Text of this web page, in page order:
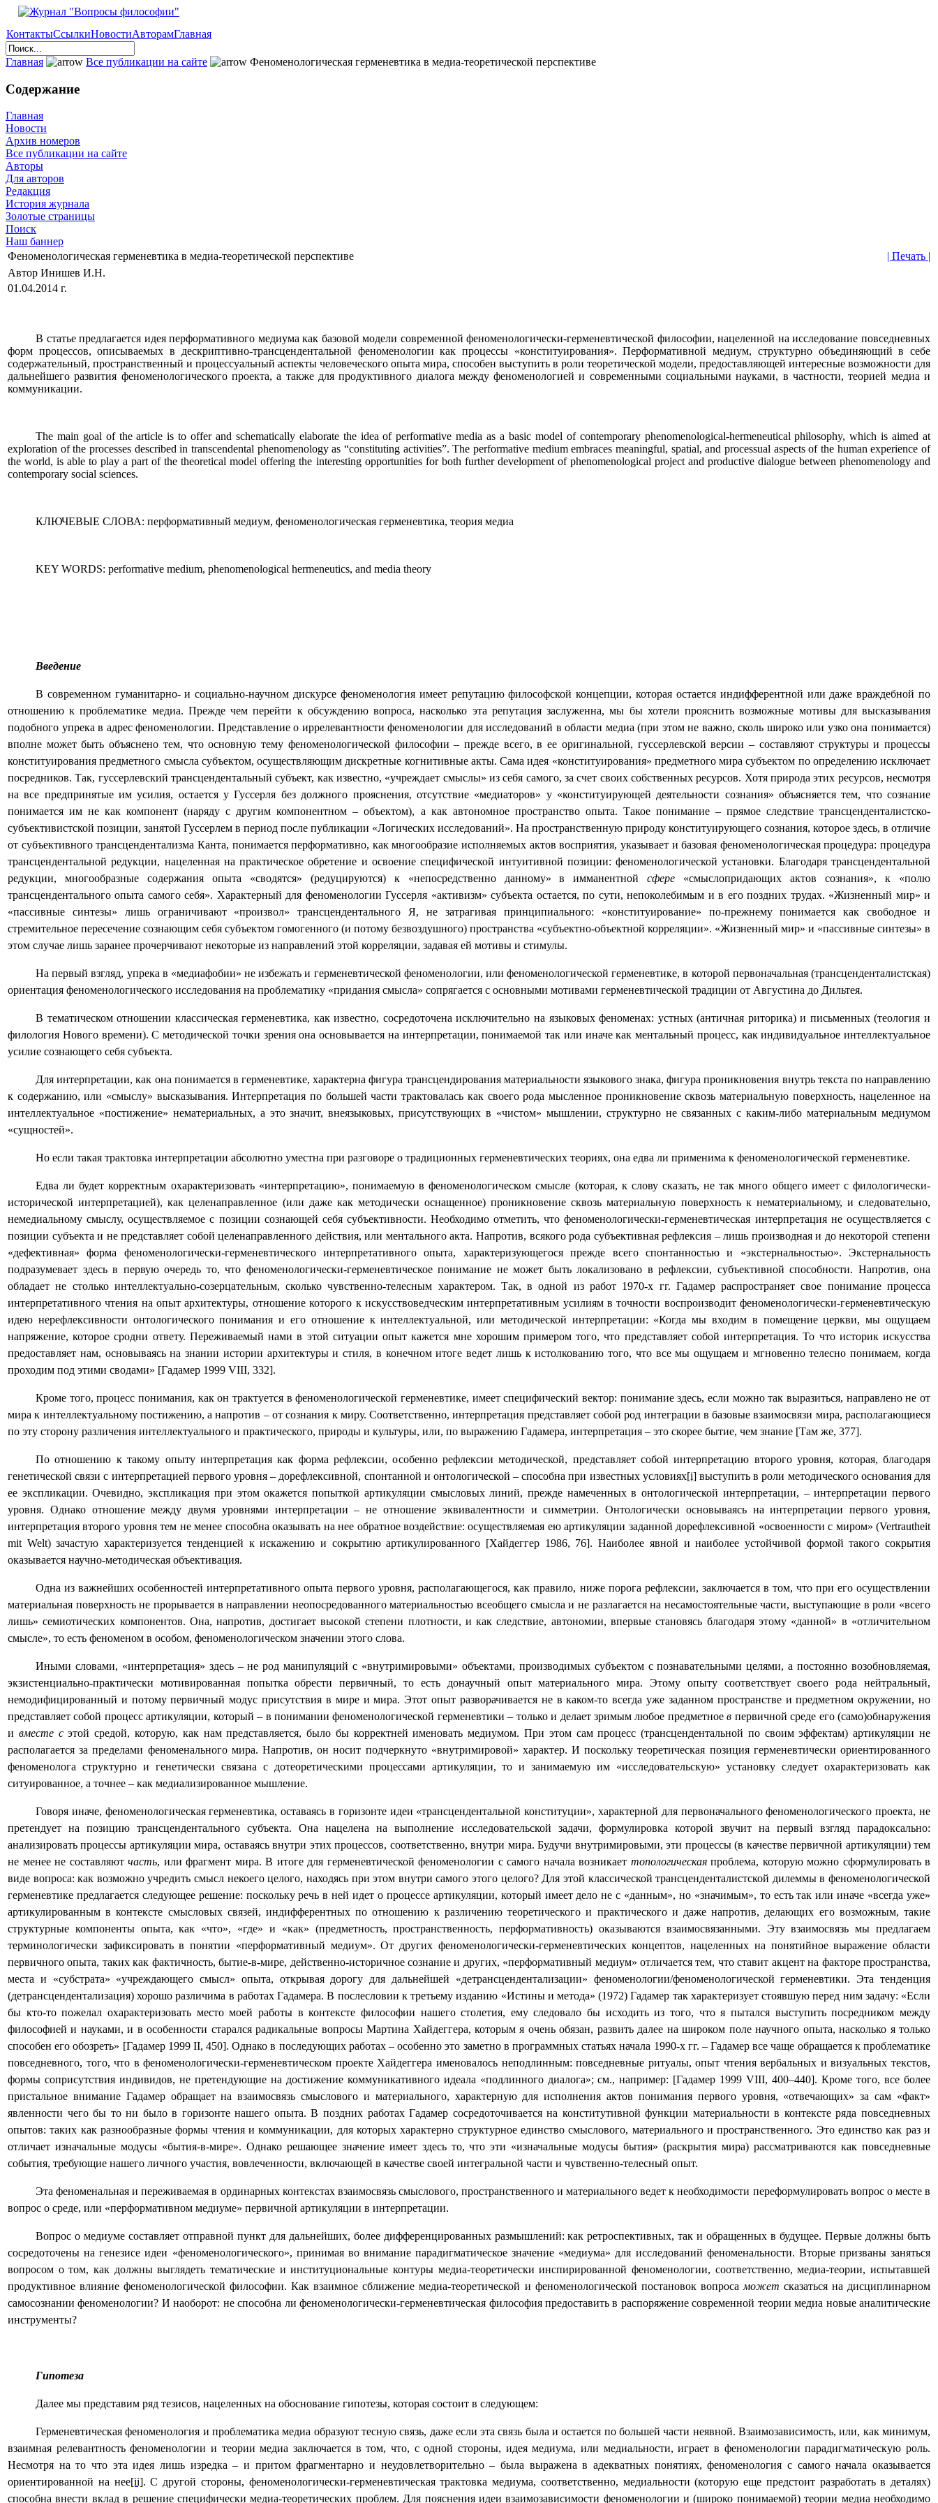
КонтактыСсылкиНовостиАвторамГлавная
Главная Все публикации на сайте Феноменологическая герменевтика в медиа-теоретической перспективе
Содержание
Главная
Новости
Архив номеров
Все публикации на сайте
Авторы
Для авторов
Редакция
История журнала
Золотые страницы
Поиск
Наш баннер
Феноменологическая герменевтика в медиа-теоретической перспективе
| Печать |
Автор Инишев И.Н.
01.04.2014 г.
В статье предлагается идея перформативного медиума как базовой модели современной феноменологически-герменевтической философии, нацеленной на исследование повседневных
форм процессов, описываемых в дескриптивно-трансцендентальной феноменологии как процессы «конституирования». Перформативной медиум, структурно объединяющий в себе
содержательный, пространственный и процессуальный аспекты человеческого опыта мира, способен выступить в роли теоретической модели, предоставляющей интересные возможности для
дальнейшего развития феноменологического проекта, а также для продуктивного диалога между феноменологией и современными социальными науками, в частности, теорией медиа и
коммуникации.
The main goal of the article is to offer and schematically elaborate the idea of performative media as a basic model of contemporary phenomenological-hermeneutical philosophy, which is aimed at
exploration of the processes described in transcendental phenomenology as “constituting activities”. The performative medium embraces meaningful, spatial, and processual aspects of the human experience of
the world, is able to play a part of the theoretical model offering the interesting opportunities for both further development of phenomenological project and productive dialogue between phenomenology and
contemporary social sciences.
КЛЮЧЕВЫЕ СЛОВА: перформативный медиум, феноменологическая герменевтика, теория медиа
KEY WORDS: performative medium, phenomenological hermeneutics, and media theory
Введение
В современном гуманитарно- и социально-научном дискурсе феноменология имеет репутацию философской концепции, которая остается индифферентной или даже враждебной по
отношению к проблематике медиа. Прежде чем перейти к обсуждению вопроса, насколько эта репутация заслуженна, мы бы хотели прояснить возможные мотивы для высказывания
подобного упрека в адрес феноменологии. Представление о иррелевантности феноменологии для исследований в области медиа (при этом не важно, сколь широко или узко она понимается)
вполне может быть объяснено тем, что основную тему феноменологической философии – прежде всего, в ее оригинальной, гуссерлевской версии – составляют структуры и процессы
конституирования предметного смысла субъектом, осуществляющим дискретные когнитивные акты. Сама идея «конституирования» предметного мира субъектом по определению исключает
посредников. Так, гуссерлевский трансцендентальный субъект, как известно, «учреждает смыслы» из себя самого, за счет своих собственных ресурсов. Хотя природа этих ресурсов, несмотря
на все предпринятые им усилия, остается у Гуссерля без должного прояснения, отсутствие «медиаторов» у «конституирующей деятельности сознания» объясняется тем, что сознание
понимается им не как компонент (наряду с другим компонентном – объектом), а как автономное пространство опыта. Такое понимание – прямое следствие трансценденталистско-
субъективистской позиции, занятой Гуссерлем в период после публикации «Логических исследований». На пространственную природу конституирующего сознания, которое здесь, в отличие
от субъективного трансцендентализма Канта, понимается перформативно, как многообразие исполняемых актов восприятия, указывает и базовая феноменологическая процедура: процедура
трансцендентальной редукции, нацеленная на практическое обретение и освоение специфической интуитивной позиции: феноменологической установки. Благодаря трансцендентальной
редукции, многообразные содержания опыта «сводятся» (редуцируются) к «непосредственно данному» в имманентнойсфере «смыслопридающих актов сознания», к «полю
трансцендентального опыта самого себя». Характерный для феноменологии Гуссерля «активизм» субъекта остается, по сути, непоколебимым и в его поздних трудах. «Жизненный мир» и
«пассивные синтезы» лишь ограничивают «произвол» трансцендентального Я, не затрагивая принципиального: «конституирование» по-прежнему понимается как свободное и
стремительное пересечение сознающим себя субъектом гомогенного (и потому безвоздушного) пространства «субъектно-объектной корреляции». «Жизненный мир» и «пассивные синтезы» в
этом случае лишь заранее прочерчивают некоторые из направлений этой корреляции, задавая ей мотивы и стимулы.
На первый взгляд, упрека в «медиафобии» не избежать и герменевтической феноменологии, или феноменологической герменевтике, в которой первоначальная (трансценденталистская)
ориентация феноменологического исследования на проблематику «придания смысла» сопрягается с основными мотивами герменевтической традиции от Августина до Дильтея.
В тематическом отношении классическая герменевтика, как известно, сосредоточена исключительно на языковых феноменах: устных (античная риторика) и письменных (теология и
филология Нового времени). C методической точки зрения она основывается на интерпретации, понимаемой так или иначе как ментальный процесс, как индивидуальное интеллектуальное
усилие сознающего себя субъекта.
Для интерпретации, как она понимается в герменевтике, характерна фигура трансцендирования материальности языкового знака, фигура проникновения внутрь текста по направлению
к содержанию, или «смыслу» высказывания. Интерпретация по большей части трактовалась как своего рода мысленное проникновение сквозь материальную поверхность, нацеленное на
интеллектуальное «постижение» нематериальных, а это значит, внеязыковых, присутствующих в «чистом» мышлении, структурно не связанных с каким-либо материальным медиумом
«сущностей».
Но если такая трактовка интерпретации абсолютно уместна при разговоре о традиционных герменевтических теориях, она едва ли применима к феноменологической герменевтике.
Едва ли будет корректным охарактеризовать «интерпретацию», понимаемую в феноменологическом смысле (которая, к слову сказать, не так много общего имеет с филологически-
исторической интерпретацией), как целенаправленное (или даже как методически оснащенное) проникновение сквозь материальную поверхность к нематериальному, и следовательно,
немедиальному смыслу, осуществляемое с позиции сознающей себя субъективности. Необходимо отметить, что феноменологически-герменевтическая интерпретация не осуществляется с
позиции субъекта и не представляет собой целенаправленного действия, или ментального акта. Напротив, всякого рода субъективная рефлексия – лишь производная и до некоторой степени
«дефективная» форма феноменологически-герменевтического интерпретативного опыта, характеризующегося прежде всего спонтанностью и «экстернальностью». Экстернальность
подразумевает здесь в первую очередь то, что феноменологически-герменевтическое понимание не может быть локализовано в рефлексии, субъективной способности. Напротив, она
обладает не столько интеллектуально-созерцательным, сколько чувственно-телесным характером. Так, в одной из работ 1970-х гг. Гадамер распространяет свое понимание процесса
интерпретативного чтения на опыт архитектуры, отношение которого к искусствоведческим интерпретативным усилиям в точности воспроизводит феноменологически-герменевтическую
идею нерефлексивности онтологического понимания и его отношение к интеллектуальной, или методической интерпретации: «Когда мы входим в помещение церкви, мы ощущаем
напряжение, которое сродни ответу. Переживаемый нами в этой ситуации опыт кажется мне хорошим примером того, что представляет собой интерпретация. То что историк искусства
предоставляет нам, основываясь на знании истории архитектуры и стиля, в конечном итоге ведет лишь к истолкованию того, что все мы ощущаем и мгновенно телесно понимаем, когда
проходим под этими сводами» [Гадамер 1999 VIII, 332].
Кроме того, процесс понимания, как он трактуется в феноменологической герменевтике, имеет специфический вектор: понимание здесь, если можно так выразиться, направлено не от
мира к интеллектуальному постижению, а напротив – от сознания к миру. Соответственно, интерпретация представляет собой род интеграции в базовые взаимосвязи мира, располагающиеся
по эту сторону различения интеллектуального и практического, природы и культуры, или, по выражению Гадамера, интерпретация – это скорее бытие, чем знание [Там же, 377].
По отношению к такому опыту интерпретация как форма рефлексии, особенно рефлексии методической, представляет собой интерпретацию второго уровня, которая, благодаря
генетической связи с интерпретацией первого уровня – дорефлексивной, спонтанной и онтологической – способна при известных условиях[i]выступить в роли методического основания для
ее экспликации. Очевидно, экспликация при этом окажется попыткой артикуляции смысловых линий, прежде намеченных в онтологической интерпретации, – интерпретации первого
уровня. Однако отношение между двумя уровнями интерпретации – не отношение эквивалентности и симметрии. Онтологически основываясь на интерпретации первого уровня,
интерпретация второго уровня тем не менее способна оказывать на нее обратное воздействие: осуществляемая ею артикуляции заданной дорефлексивной «освоенности с миром» (Vertrautheit
mit Welt) зачастую характеризуется тенденцией к искажению и сокрытию артикулированного [Хайдеггер 1986, 76]. Наиболее явной и наиболее устойчивой формой такого сокрытия
оказывается научно-методическая объективация.
Одна из важнейших особенностей интерпретативного опыта первого уровня, располагающегося, как правило, ниже порога рефлексии, заключается в том, что при его осуществлении
материальная поверхность не прорывается в направлении неопосредованного материальностью всеобщего смысла и не разлагается на несамостоятельные части, выступающие в роли «всего
лишь» семиотических компонентов. Она, напротив, достигает высокой степени плотности, и как следствие, автономии, впервые становясь благодаря этому «данной» в «отличительном
смысле», то есть феноменом в особом, феноменологическом значении этого слова.
Иными словами, «интерпретация» здесь – не род манипуляций с «внутримировыми» объектами, производимых субъектом с познавательными целями, а постоянно возобновляемая,
экзистенциально-практически мотивированная попытка обрести первичный, то есть донаучный опыт материального мира. Этому опыту соответствует своего рода нейтральный,
немодифицированный и потому первичный модус присутствия в мире и мира. Этот опыт разворачивается не в каком-то всегда уже заданном пространстве и предметном окружении, но
представляет собой процесс артикуляции, который – в понимании феноменологической герменевтики – только и делает зримым любое предметноев первичной среде его (само)обнаружения
и вместе сэтой средой, которую, как нам представляется, было бы корректней именовать медиумом. При этом сам процесс (трансцендентальной по своим эффектам) артикуляции не
располагается за пределами феноменального мира. Напротив, он носит подчеркнуто «внутримировой» характер. И поскольку теоретическая позиция герменевтически ориентированного
феноменолога структурно и генетически связана с дотеоретическими процессами артикуляции, то и занимаемую им «исследовательскую» установку следует охарактеризовать как
ситуированное, а точнее – как медиализированное мышление.
Говоря иначе, феноменологическая герменевтика, оставаясь в горизонте идеи «трансцендентальной конституции», характерной для первоначального феноменологического проекта, не
претендует на позицию трансцендентального субъекта. Она нацелена на выполнение исследовательской задачи, формулировка которой звучит на первый взгляд парадоксально:
анализировать процессы артикуляции мира, оставаясь внутри этих процессов, соответственно, внутри мира. Будучи внутримировыми, эти процессы (в качестве первичной артикуляции) тем
не менее не составляют часть, или фрагмент мира. В итоге для герменевтической феноменологии с самого начала возникает топологическаяпроблема, которую можно сформулировать в
виде вопроса: как возможно учредить смысл некоего целого, находясь при этом внутри самого этого целого? Для этой классической трансценденталистской дилеммы в феноменологической
герменевтике предлагается следующее решение: поскольку речь в ней идет о процессе артикуляции, который имеет дело не с «данным», но «значимым», то есть так или иначе «всегда уже»
артикулированным в контексте смысловых связей, индифферентных по отношению к различению теоретического и практического и даже напротив, делающих его возможным, такие
структурные компоненты опыта, как «что», «где» и «как» (предметность, пространственность, перформативность) оказываются взаимосвязанными. Эту взаимосвязь мы предлагаем
терминологически зафиксировать в понятии «перформативный медиум». От других феноменологически-герменевтических концептов, нацеленных на понятийное выражение области
первичного опыта, таких как фактичность, бытие-в-мире, действенно-историчное сознание и других, «перформативный медиум» отличается тем, что ставит акцент на факторе пространства,
места и «субстрата» «учреждающего смысл» опыта, открывая дорогу для дальнейшей «детрансцендентализации» феноменологии/феноменологической герменевтики. Эта тенденция
(детрансцендентализация) хорошо различима в работах Гадамера. В послесловии к третьему изданию «Истины и метода» (1972) Гадамер так характеризует стоявшую перед ним задачу: «Если
бы кто-то пожелал охарактеризовать место моей работы в контексте философии нашего столетия, ему следовало бы исходить из того, что я пытался выступить посредником между
философией и науками, и в особенности старался радикальные вопросы Мартина Хайдеггера, которым я очень обязан, развить далее на широком поле научного опыта, насколько я только
способен его обозреть» [Гадамер 1999 II, 450]. Однако в последующих работах – особенно это заметно в программных статьях начала 1990-х гг. – Гадамер все чаще обращается к проблематике
повседневного, того, что в феноменологически-герменевтическом проекте Хайдеггера именовалось неподлинным: повседневные ритуалы, опыт чтения вербальных и визуальных текстов,
формы соприсутствия индивидов, не претендующие на достижение коммуникативного идеала «подлинного диалога»; см., например: [Гадамер 1999VIII, 400–440]. Кроме того, все более
пристальное внимание Гадамер обращает на взаимосвязь смыслового и материального, характерную для исполнения актов понимания первого уровня, «отвечающих» за сам «факт»
явленности чего бы то ни было в горизонте нашего опыта. В поздних работах Гадамер сосредоточивается на конститутивной функции материальности в контексте ряда повседневных
опытов: таких как разнообразные формы чтения и коммуникации, для которых характерно структурное единство смыслового, материального и пространственного. Это единство как раз и
отличает изначальные модусы «бытия-в-мире». Однако решающее значение имеет здесь то, что эти «изначальные модусы бытия» (раскрытия мира) рассматриваются как повседневные
события, требующие нашего личного участия, вовлеченности, включающей в качестве своей интегральной части и чувственно-телесный опыт.
Эта феноменальная и переживаемая в ординарных контекстах взаимосвязь смыслового, пространственного и материального ведет к необходимости переформулировать вопрос о месте в
вопрос о среде, или «перформативном медиуме» первичной артикуляции в интерпретации.
Вопрос о медиуме составляет отправной пункт для дальнейших, более дифференцированных размышлений: как ретроспективных, так и обращенных в будущее. Первые должны быть
сосредоточены на генезисе идеи «феноменологического», принимая во внимание парадигматическое значение «медиума» для исследований феноменальности. Вторые призваны заняться
вопросом о том, как должны выглядеть тематические и институциональные контуры медиа-теоретически инспирированной феноменологии, соответственно, медиа-теории, испытавшей
продуктивное влияние феноменологической философии. Как взаимное сближение медиа-теоретической и феноменологической постановок вопросаможет сказаться на дисциплинарном
самосознании феноменологии? И наоборот: не способна ли феноменологически-герменевтическая философия предоставить в распоряжение современной теории медиа новые аналитические
инструменты?
Гипотеза
Далее мы представим ряд тезисов, нацеленных на обоснование гипотезы, которая состоит в следующем:
Герменевтическая феноменология и проблематика медиа образуют тесную связь, даже если эта связь была и остается по большей части неявной. Взаимозависимость, или, как минимум,
взаимная релевантность феноменологии и теории медиа заключается в том, что, с одной стороны, идея медиума, или медиальности, играет в феноменологии парадигматическую роль.
Несмотря на то что эта идея лишь изредка – и притом фрагментарно и неудовлетворительно – была выражена в адекватных понятиях, феноменология с самого начала оказывается
ориентированной на нее[ii]. С другой стороны, феноменологически-герменевтическая трактовка медиума, соответственно, медиальности (которую еще предстоит разработать в деталях)
способна внести вклад в решение специфически медиа-теоретических проблем. Для пояснения идеи взаимозависимости феноменологии и (широко понимаемой) теории медиа необходимо